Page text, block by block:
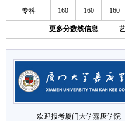
专科 160 160 160
更多分数线信息
欢迎报考厦门大学嘉庚学院